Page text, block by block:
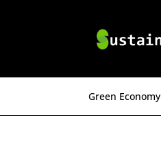
Green Economy